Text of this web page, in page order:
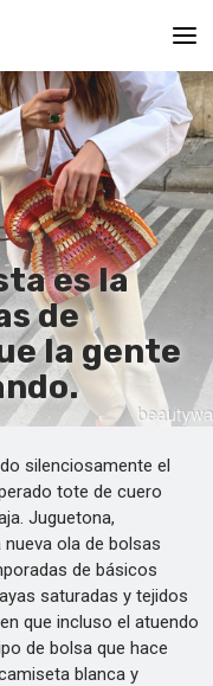
es la
de
la gente
silenciosamente el
tote de cuero
Juguetona,
ola de bolsas
de básicos
saturadas y tejidos
que incluso el atuendo
de bolsa que hace
blanca y